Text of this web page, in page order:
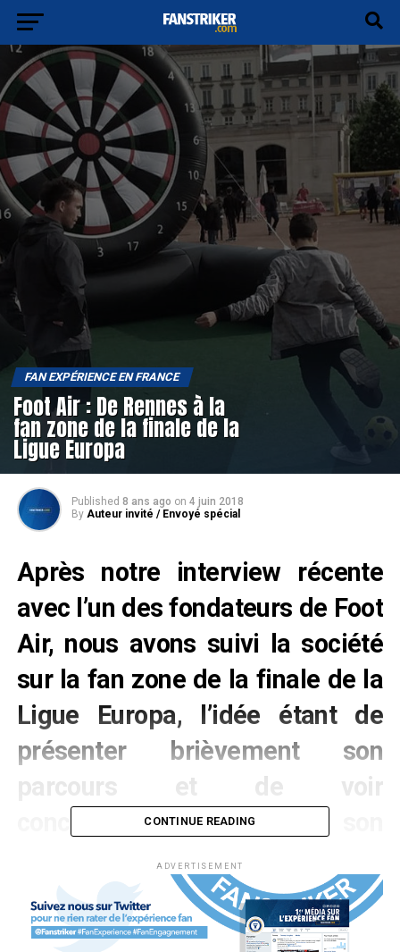
FAN EXPÉRIENCE EN FRANCE
Foot Air : De Rennes à la
fan zone de la finale de la
Ligue Europa
Published 8 ans ago on 4 juin 2018
By Auteur invité / Envoyé spécial
Après notre interview récente
avec l’un des fondateurs de Foot
Air, nous avons suivi la société
sur la fan zone de la finale de la
Ligue Europa, l’idée étant de
présenter brièvement son
parcours et de voir
concrètement comment son
activité enrichit la
experience.
CONTINUE READING
ADVERTISEMENT